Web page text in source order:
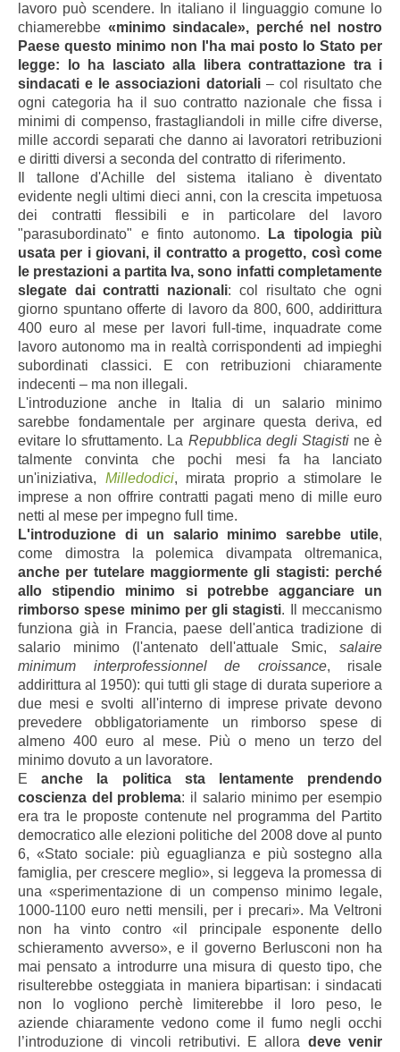
lavoro può scendere. In italiano il linguaggio comune lo
chiamerebbe «minimo sindacale», perché nel nostro
Paese questo minimo non l'ha mai posto lo Stato per
legge: lo ha lasciato alla libera contrattazione tra i
sindacati e le associazioni datoriali – col risultato che
ogni categoria ha il suo contratto nazionale che fissa i
minimi di compenso, frastagliandoli in mille cifre diverse,
mille accordi separati che danno ai lavoratori retribuzioni
e diritti diversi a seconda del contratto di riferimento.
Il tallone d'Achille del sistema italiano è diventato
evidente negli ultimi dieci anni, con la crescita impetuosa
dei contratti flessibili e in particolare del lavoro
"parasubordinato" e finto autonomo.
La tipologia più
usata per i giovani, il contratto a progetto, così come
le prestazioni a partita Iva, sono infatti completamente
slegate dai contratti nazionali: col risultato che ogni
giorno spuntano offerte di lavoro da 800, 600, addirittura
400 euro al mese per lavori full-time, inquadrate come
lavoro autonomo ma in realtà corrispondenti ad impieghi
subordinati classici. E con retribuzioni chiaramente
indecenti – ma non illegali.
L'introduzione anche in Italia di un salario minimo
sarebbe fondamentale per arginare questa deriva, ed
evitare lo sfruttamento. La Repubblica degli Stagistine è
talmente convinta che pochi mesi fa ha lanciato
un'iniziativa, Milledodici, mirata proprio a stimolare le
imprese a non offrire contratti pagati meno di mille euro
netti al mese per impegno full time.
L'introduzione di un salario minimo sarebbe utile,
come dimostra la polemica divampata oltremanica,
anche per tutelare maggiormente gli stagisti: perché
allo stipendio minimo si potrebbe agganciare un
rimborso spese minimo per gli stagisti. Il meccanismo
funziona già in Francia, paese dell'antica tradizione di
salario minimo (l'antenato dell'attuale Smic, salaire
minimum interprofessionnel de croissance, risale
addirittura al 1950): qui tutti gli stage di durata superiore a
due mesi e svolti all'interno di imprese private devono
prevedere obbligatoriamente un rimborso spese di
almeno 400 euro al mese. Più o meno un terzo del
minimo dovuto a un lavoratore.
Eanche la politica sta lentamente prendendo
coscienza del problema: il salario minimo per esempio
era tra le proposte contenute nel programma del Partito
democratico alle elezioni politiche del 2008 dove al punto
6, «Stato sociale: più eguaglianza e più sostegno alla
famiglia, per crescere meglio», si leggeva la promessa di
una «sperimentazione di un compenso minimo legale,
1000-1100 euro netti mensili, per i precari». Ma Veltroni
non ha vinto contro «il principale esponente dello
schieramento avverso», e il governo Berlusconi non ha
mai pensato a introdurre una misura di questo tipo, che
risulterebbe osteggiata in maniera bipartisan: i sindacati
non lo vogliono perchè limiterebbe il loro peso, le
aziende chiaramente vedono come il fumo negli occhi
l’introduzione di vincoli retributivi. E allora deve venir